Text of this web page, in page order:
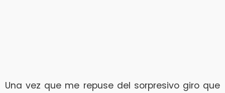
Una vez que me repuse del sorpresivo giro que